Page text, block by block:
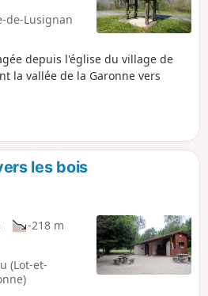
de-Lusignan
depuis l'église du village de
la vallée de la Garonne vers
les bois
-218 m
(Lot-et-